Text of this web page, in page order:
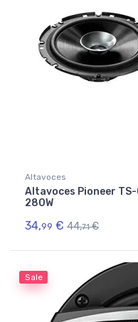
Altavoces
Altavoces Pioneer TS-
280W
34,99 € 44,71 €
Sale